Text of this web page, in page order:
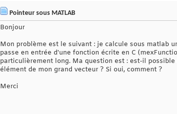
Pointeur sous MATLAB
Bonjour
Mon problème est le suivant : je calcule sous matlab
passe en entrée d'une fonction écrite en C
particulièrement long. Ma question est : est-il
élément de mon grand vecteur ? Si oui, comment ?
Merci